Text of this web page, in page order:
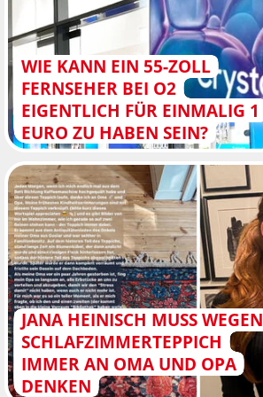
WIE KANN EIN 55-ZOLL
FERNSEHER BEI O2
EIGENTLICH FÜR EINMALIG 1
EURO ZU HABEN SEIN?
JANA HEINISCH MUSS WEGEN
SCHLAFZIMMERTEPPICH
IMMER AN OMA UND OPA
DENKEN